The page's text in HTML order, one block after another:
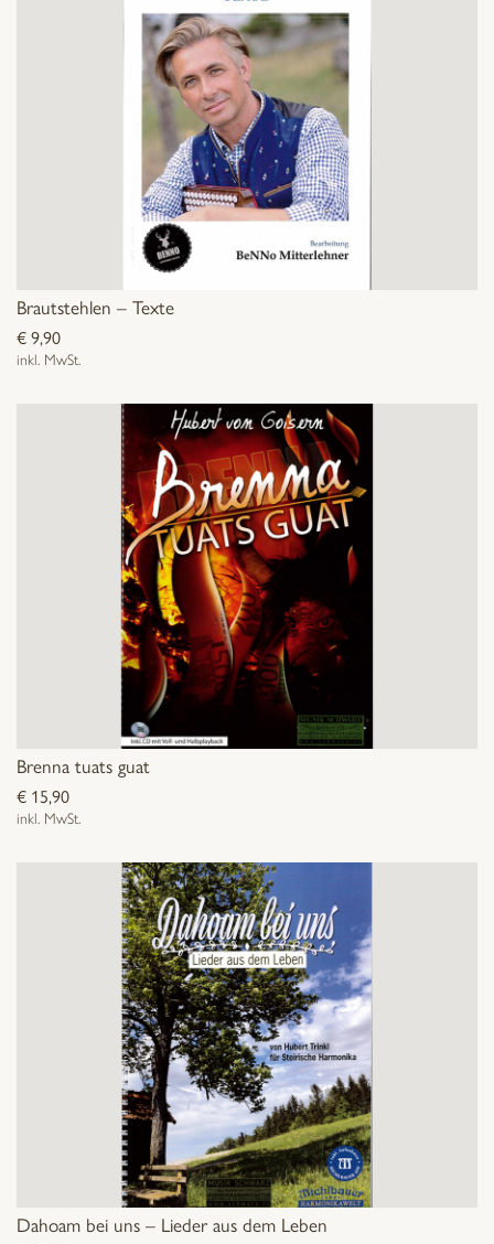
Brautstehlen – Texte
€ 9,90
inkl. MwSt.
Brenna tuats guat
€ 15,90
inkl. MwSt.
Dahoam bei uns – Lieder aus dem Leben